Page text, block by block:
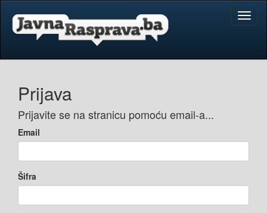
Prijava
Prijavite se na stranicu pomoću email-a...
Email
Šifra